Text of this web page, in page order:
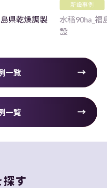
県乾燥調製
新設事例
水稲90ha_福
設
一覧
一覧
探す